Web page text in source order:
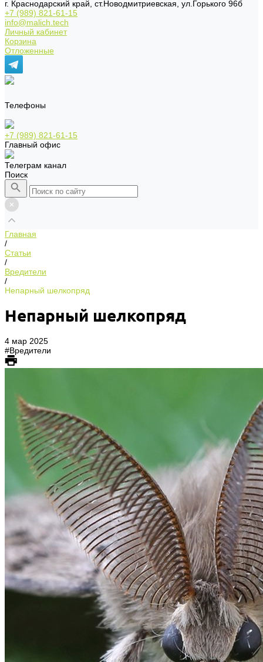
г. Краснодарский край, ст.Новодмитриевская, ул.Горького 96б
+7 (989) 821-61-15
info@malich.tech
Личный кабинет
Корзина
Отложенные
Телефоны
+7 (989) 821-61-15
Главный офис
Телеграм канал
Поиск
Главная
/
Статьи
/
Вредители
/
Непарный шелкопряд
Непарный шелкопряд
4 мар 2025
#Вредители